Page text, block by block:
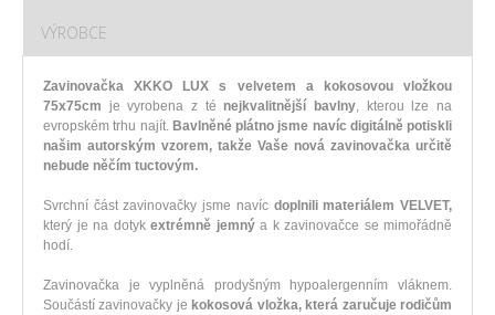
VÝROBCE
Zavinovačka XKKO LUX s velvetem a kokosovou vložkou
75x75cm je vyrobena z té nejkvalitnější bavlny, kterou lze na
evropském trhu najít. Bavlněné plátno jsme navíc digitálně potiskli
našim autorským vzorem, takže Vaše nová zavinovačka určitě
nebude něčím tuctovým.
Svrchní část zavinovačky jsme navíc doplnili materiálem VELVET,
který je na dotyk extrémně jemnýa k zavinovačce se mimořádně
hodí.
Zavinovačka je vyplněná prodyšným hypoalergenním vláknem.
Součástí zavinovačky je kokosová vložka, která zaručuje rodičům